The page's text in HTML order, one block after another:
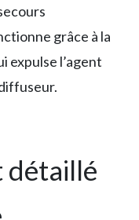
grâce à la
expulse l’agent
détaillé